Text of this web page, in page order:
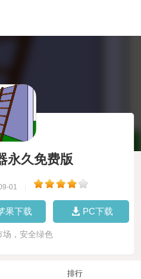
永久免费版
01
果下载 PC下载
场，安全绿色
排行